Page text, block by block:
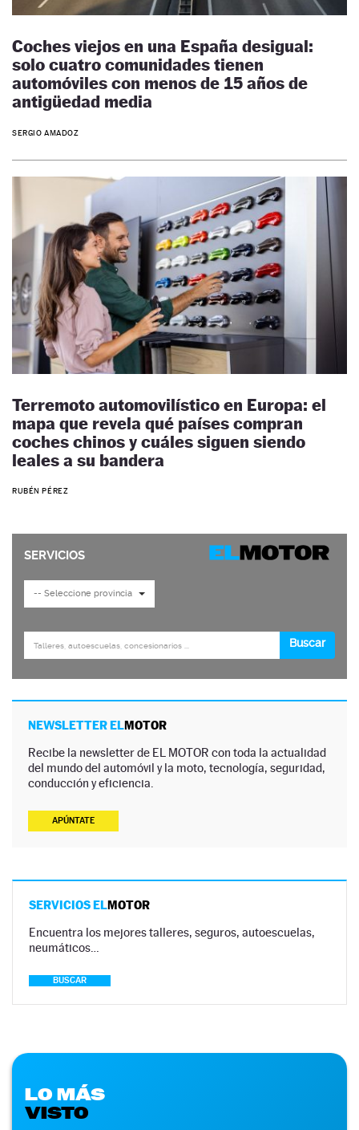
Coches viejos en una España desigual:
solo cuatro comunidades tienen
automóviles con menos de 15 años de
antigüedad media
SERGIO AMADOZ
Terremoto automovilístico en Europa: el
mapa que revela qué países compran
coches chinos y cuáles siguen siendo
leales a su bandera
RUBÉN PÉREZ
NEWSLETTER ELMOTOR
Recibe la newsletter de EL MOTOR con toda la actualidad
del mundo del automóvil y la moto, tecnología, seguridad,
conducción y eficiencia.
APÚNTATE
SERVICIOS ELMOTOR
Encuentra los mejores talleres, seguros, autoescuelas,
neumáticos…
BUSCAR
LO MÁS
VISTO